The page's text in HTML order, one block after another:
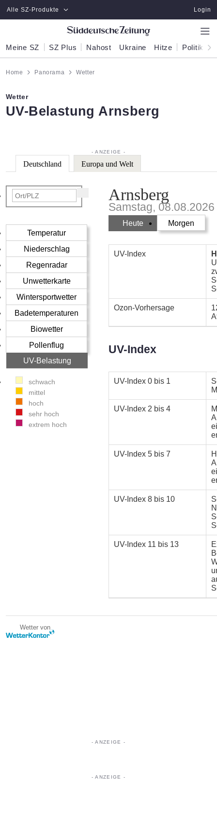
Zum Hauptinhalt springen
Alle SZ-Produkte Login
Meine SZ SZ Plus Nahost Ukraine Hitze Politik
Home Panorama Wetter
Wetter
:
UV-Belastung Arnsberg
Deutschland Europa und Welt
Temperatur
Niederschlag
Regenradar
Unwetterkarte
Wintersportwetter
Badetemperaturen
Biowetter
Pollenflug
UV-Belastung
schwach
mittel
hoch
sehr hoch
extrem hoch
Arnsberg
Samstag, 08.08.2026
Heute Morgen
UV-Index
Ozon-Vorhersage
UV-Index
UV-Index 0 bis 1
UV-Index 2 bis 4
UV-Index 5 bis 7
UV-Index 8 bis 10
UV-Index 11 bis 13
Wetter von